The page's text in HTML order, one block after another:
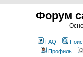
Форум
FAQ
Профиль